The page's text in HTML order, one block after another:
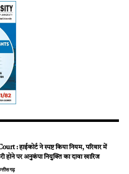
: हाईकोर्ट ने स्पष्ट किया नियम, परिवार में
होने पर अनुकंपा नियुक्ति का दावा खारिज